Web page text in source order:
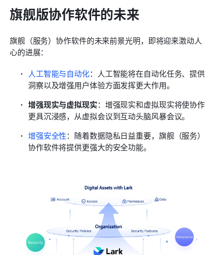
旗舰版协作软件的未来
旗舰（服务）协作软件的未来前景光明，即将迎来激动人
心的进展：
人工智能与自动化：人工智能将在自动化任务、提供
洞察以及增强用户体验方面发挥更大作用。
增强现实与虚拟现实：增强现实和虚拟现实将使协作
更具沉浸感，从虚拟会议到互动头脑风暴会议。
增强安全性：随着数据隐私日益重要，旗舰（服务）
协作软件将提供更强大的安全功能。